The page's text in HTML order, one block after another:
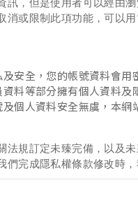
訊，但是使用者可以經由
消或限制此項功能，可以用
安全，您的帳號資料會用
料等部分擁有個人資料
個人資料安全無虞，本
法規訂定未臻完備，以及
們完成隱私權條款修改時